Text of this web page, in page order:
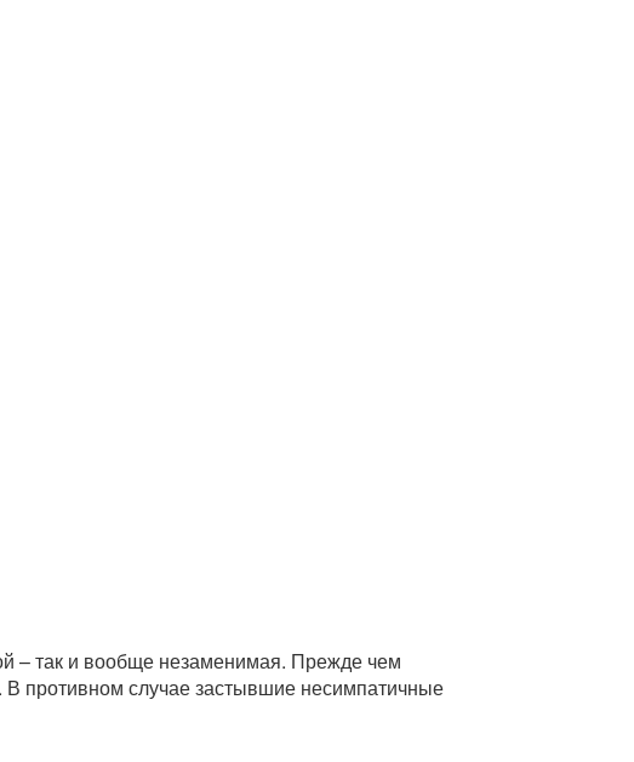
– так и вообще незаменимая. Прежде чем
В противном случае застывшие несимпатичные